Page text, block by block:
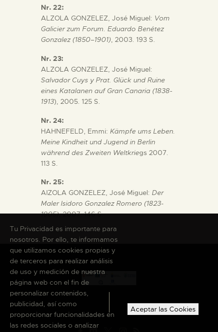
Nr. 22:
ALZOLA GONZELEZ, José Miguel: Vom
Galicier zum Forum. Eduardo Benétez
Gonzalez (1850–1901), 2003. 193 S.
Nr. 23:
ALZOLA GONZELEZ, José Miguel:
Salvador Cuys y Prat. Glück und Ruine
eines Katalanen auf Gran Canaria (1838-
1913), 2005. 125 S.
Nr. 24:
HAHNEFELD, Emmi: Kämpfe ums Leben.
Meine Kindheit und Jugend in Berlin
während des Zweiten Weltkriegs 2007.
113 S.
Nr. 25:
AlZOLA GONZELEZ, José Miguel: Der
Maler Isidoro Gonzalez Romero (1823-
1905), 2007. 146 S.
Tu Privacidad es importante para
nosotros. Por ello, te informamos
que utilizamos cookies propias y
de terceros para realizar análisis
de uso y medición de nuestra
página web con el fin de
personalizar contenidos,
publicidad, así como
proporcionar funcionalidades en
las redes sociales o analizar
Aceptar las Cookies